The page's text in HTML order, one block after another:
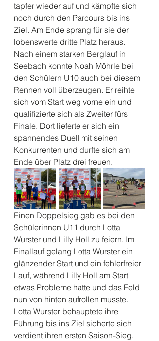
tapfer wieder auf und kämpfte sich
noch durch den Parcours bis ins
Ziel. Am Ende sprang für sie der
lobenswerte dritte Platz heraus.
Nach einem starken Berglauf in
Seebach konnte Noah Möhrle bei
den Schülern U10 auch bei diesem
Rennen voll überzeugen. Er reihte
sich vom Start weg vorne ein und
qualifizierte sich als Zweiter fürs
Finale. Dort lieferte er sich ein
spannendes Duell mit seinen
Konkurrenten und durfte sich am
Ende über Platz drei freuen.
Einen Doppelsieg gab es bei den
Schülerinnen U11 durch Lotta
Wurster und Lilly Holl zu feiern. Im
Finallauf gelang Lotta Wurster ein
glänzender Start und ein fehlerfreier
Lauf, während Lilly Holl am Start
etwas Probleme hatte und das Feld
nun von hinten aufrollen musste.
Lotta Wurster behauptete ihre
Führung bis ins Ziel sicherte sich
verdient ihren ersten Saison-Sieg.